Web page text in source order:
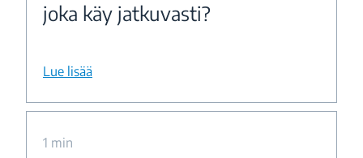
joka käy jatkuvasti?
Lue lisää
1 min